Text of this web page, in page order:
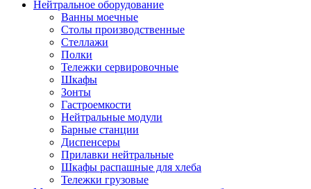
Нейтральное оборудование
Ванны моечные
Столы производственные
Стеллажи
Полки
Тележки сервировочные
Шкафы
Зонты
Гастроемкости
Нейтральные модули
Барные станции
Диспенсеры
Прилавки нейтральные
Шкафы распашные для хлеба
Тележки грузовые